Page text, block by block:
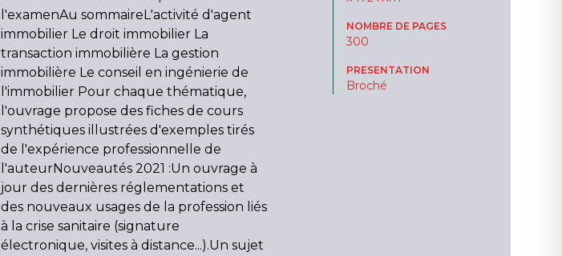
l'examenAu sommaireL'activité d'agent
immobilier Le droit immobilier La
transaction immobilière La gestion
immobilière Le conseil en ingénierie de
l'immobilier Pour chaque thématique,
l'ouvrage propose des fiches de cours
synthétiques illustrées d'exemples tirés
de l'expérience professionnelle de
l'auteurNouveautés 2021 :Un ouvrage à
jour des dernières réglementations et
des nouveaux usages de la profession liés
à la crise sanitaire (signature
électronique, visites à distance...).Un sujet
NOMBRE DE PAGES
300
PRESENTATION
Broché